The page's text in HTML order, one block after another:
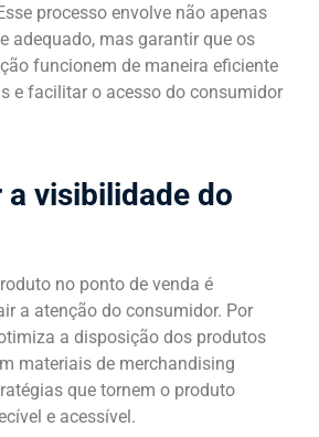
processo envolve não apenas
adequado, mas garantir que os
funcionem de maneira eficiente
e facilitar o acesso do consumidor
visibilidade do
no ponto de venda é
a atenção do consumidor. Por
a disposição dos produtos
materiais de merchandising
que tornem o produto
e acessível.